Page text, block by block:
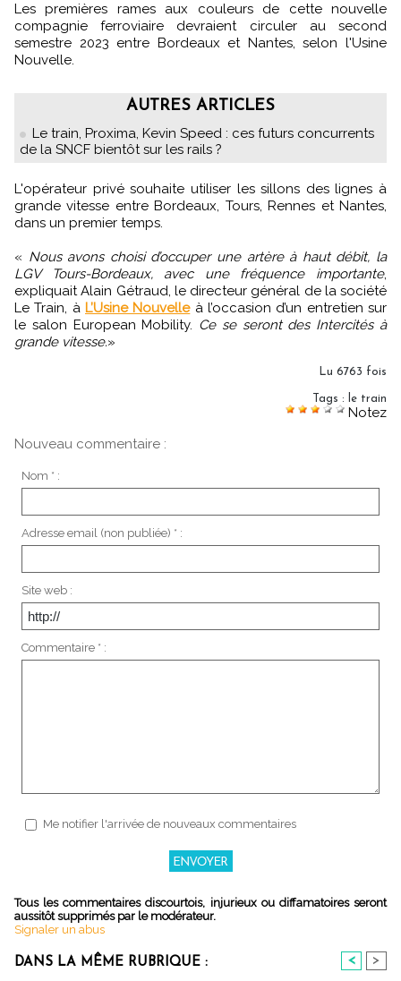
Les premières rames aux couleurs de cette nouvelle
compagnie ferroviaire devraient circuler au second
semestre 2023 entre Bordeaux et Nantes, selon l'Usine
Nouvelle.
AUTRES ARTICLES
Le train, Proxima, Kevin Speed : ces futurs concurrents
de la SNCF bientôt sur les rails ?
L'opérateur privé souhaite utiliser les sillons des lignes à
grande vitesse entre Bordeaux, Tours, Rennes et Nantes,
dans un premier temps.
« Nous avons choisi d’occuper une artère à haut débit, la
LGV Tours-Bordeaux, avec une fréquence importante,
expliquait Alain Gétraud, le directeur général de la société
Le Train, à L’Usine Nouvelleà l’occasion d’un entretien sur
le salon European Mobility. Ce se seront des Intercités à
grande vitesse.»
Lu 6763 fois
Tags : le train
Notez
Nouveau commentaire :
Nom * :
Adresse email (non publiée) * :
Site web :
Commentaire * :
Me notifier l'arrivée de nouveaux commentaires
Tous les commentaires discourtois, injurieux ou diffamatoires seront
aussitôt supprimés par le modérateur.
Signaler un abus
DANS LA MÊME RUBRIQUE : < >